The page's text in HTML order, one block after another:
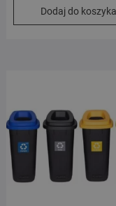
Dodaj do koszyka